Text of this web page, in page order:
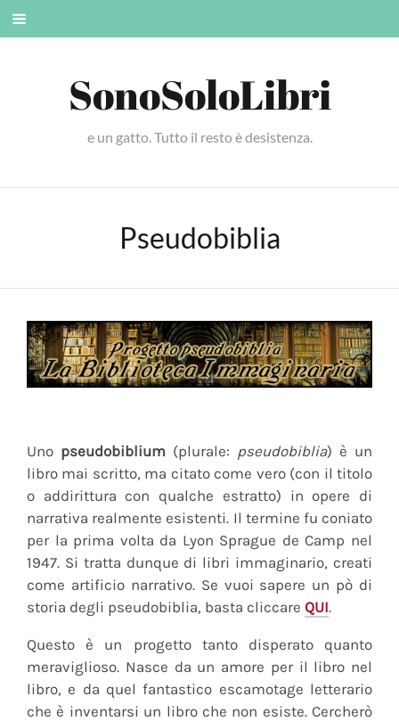
Skip
SonoSoloLibri
e un gatto. Tutto il resto è desistenza.
Pseudobiblia
Uno pseudobiblium (plurale: pseudobiblia) è un
libro mai scritto, ma citato come vero (con il titolo
o addirittura con qualche estratto) in opere di
narrativa realmente esistenti. Il termine fu coniato
per la prima volta da Lyon Sprague de Camp nel
1947. Si tratta dunque di libri immaginario, creati
come artificio narrativo. Se vuoi sapere un pò di
storia degli pseudobiblia, basta cliccare QUI.
Questo è un progetto tanto disperato quanto
meraviglioso. Nasce da un amore per il libro nel
libro, e da quel fantastico escamotage letterario
che è inventarsi un libro che non esiste. Cercherò